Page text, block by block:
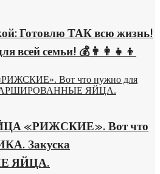
Готовлю ТАК всю жизнь!
всей семьи! 💰👨👩👧👦
Вот что нужно для
ЯЙЦА.
«РИЖСКИЕ». Вот что
Закуска
ЯЙЦА.